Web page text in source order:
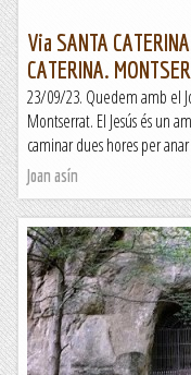
Via SANTA
CATERINA.
23/09/23. Quedem amb el
Montserrat. El Jesús és un
caminar dues hores per
Joan asín